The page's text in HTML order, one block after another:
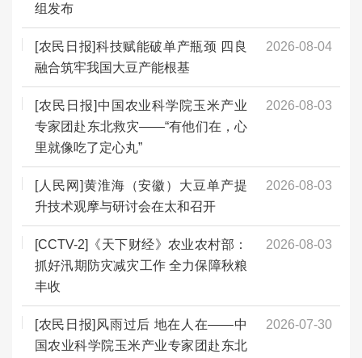
组发布
[农民日报]科技赋能破单产瓶颈 四良
融合筑牢我国大豆产能根基
2026-08-04
[农民日报]中国农业科学院玉米产业
专家团赴东北救灾——“有他们在，心
里就像吃了定心丸”
2026-08-03
[人民网]黄淮海（安徽）大豆单产提
升技术观摩与研讨会在太和召开
2026-08-03
[CCTV-2]《天下财经》农业农村部：
抓好汛期防灾减灾工作 全力保障秋粮
丰收
2026-08-03
[农民日报]风雨过后 地在人在——中
国农业科学院玉米产业专家团赴东北
2026-07-30